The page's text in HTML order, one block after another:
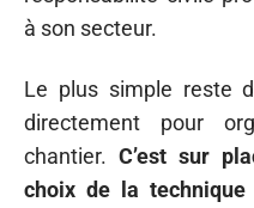
à son secteur.
Le plus simple reste
directement pour
chantier.C’est sur
choix de la technique